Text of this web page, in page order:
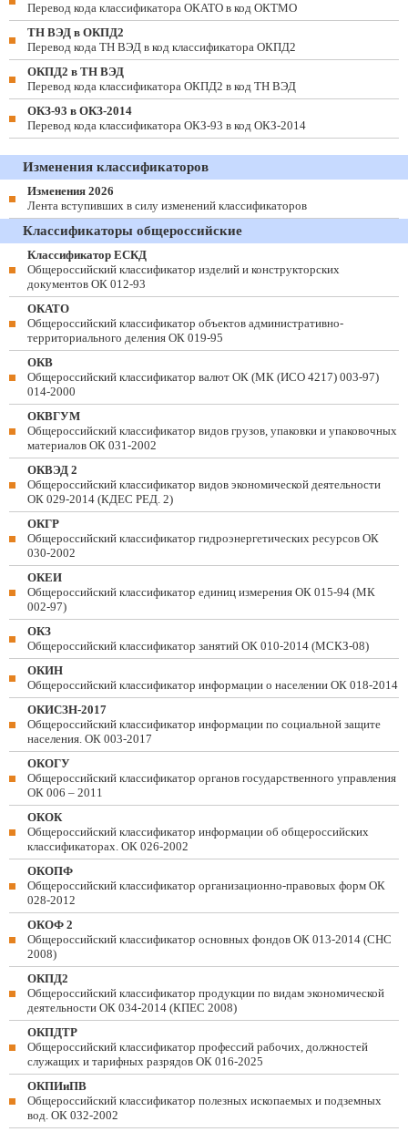
Перевод кода классификатора ОКАТО в код ОКТМО
ТН ВЭД в ОКПД2
Перевод кода ТН ВЭД в код классификатора ОКПД2
ОКПД2 в ТН ВЭД
Перевод кода классификатора ОКПД2 в код ТН ВЭД
ОКЗ-93 в ОКЗ-2014
Перевод кода классификатора ОКЗ-93 в код ОКЗ-2014
Изменения классификаторов
Изменения 2026
Лента вступивших в силу изменений классификаторов
Классификаторы общероссийские
Классификатор ЕСКД
Общероссийский классификатор изделий и конструкторских
документов ОК 012-93
ОКАТО
Общероссийский классификатор объектов административно-
территориального деления ОК 019-95
ОКВ
Общероссийский классификатор валют ОК (МК (ИСО 4217) 003-97)
014-2000
ОКВГУМ
Общероссийский классификатор видов грузов, упаковки и упаковочных
материалов ОК 031-2002
ОКВЭД 2
Общероссийский классификатор видов экономической деятельности
ОК 029-2014 (КДЕС РЕД. 2)
ОКГР
Общероссийский классификатор гидроэнергетических ресурсов ОК
030-2002
ОКЕИ
Общероссийский классификатор единиц измерения ОК 015-94 (МК
002-97)
ОКЗ
Общероссийский классификатор занятий ОК 010-2014 (МСКЗ-08)
ОКИН
Общероссийский классификатор информации о населении ОК 018-2014
ОКИСЗН-2017
Общероссийский классификатор информации по социальной защите
населения. ОК 003-2017
ОКОГУ
Общероссийский классификатор органов государственного управления
ОК 006 – 2011
ОКОК
Общероссийский классификатор информации об общероссийских
классификаторах. ОК 026-2002
ОКОПФ
Общероссийский классификатор организационно-правовых форм ОК
028-2012
ОКОФ 2
Общероссийский классификатор основных фондов ОК 013-2014 (СНС
2008)
ОКПД2
Общероссийский классификатор продукции по видам экономической
деятельности ОК 034-2014 (КПЕС 2008)
ОКПДТР
Общероссийский классификатор профессий рабочих, должностей
служащих и тарифных разрядов ОК 016-2025
ОКПИиПВ
Общероссийский классификатор полезных ископаемых и подземных
вод. ОК 032-2002